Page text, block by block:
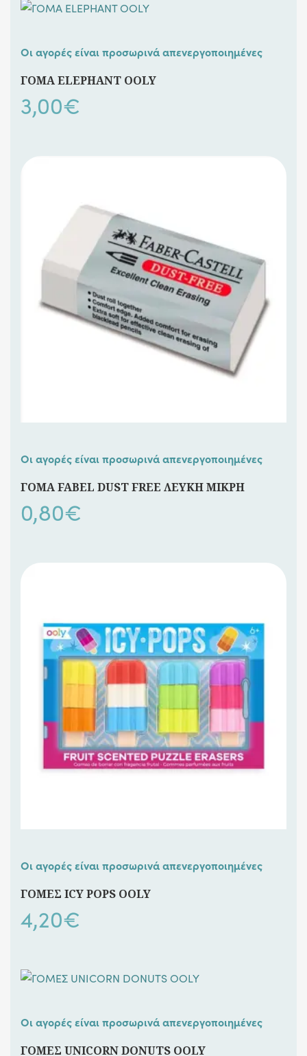
Οι αγορές είναι προσωρινά απενεργοποιημένες
ΓΟΜΑ ELEPHANT OOLY
3,00€
Οι αγορές είναι προσωρινά απενεργοποιημένες
ΓΟΜΑ FABEL DUST FREE ΛΕΥΚΗ ΜΙΚΡΗ
0,80€
Οι αγορές είναι προσωρινά απενεργοποιημένες
ΓΟΜΕΣ ICY POPS OOLY
4,20€
Οι αγορές είναι προσωρινά απενεργοποιημένες
ΓΟΜΕΣ UNICORN DONUTS OOLY